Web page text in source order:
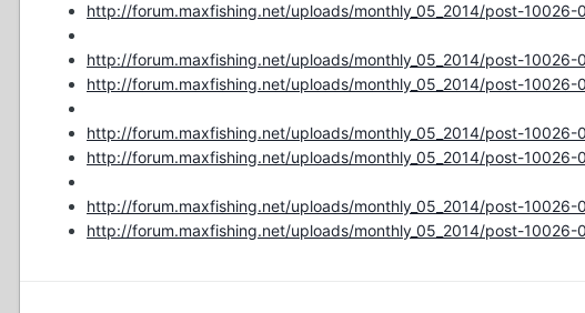
http://forum.maxfishing.net/uploads/monthly_05_2014/post-
http://forum.maxfishing.net/uploads/monthly_05_2014/post-
http://forum.maxfishing.net/uploads/monthly_05_2014/post-
http://forum.maxfishing.net/uploads/monthly_05_2014/post-
http://forum.maxfishing.net/uploads/monthly_05_2014/post-
http://forum.maxfishing.net/uploads/monthly_05_2014/post-
http://forum.maxfishing.net/uploads/monthly_05_2014/post-